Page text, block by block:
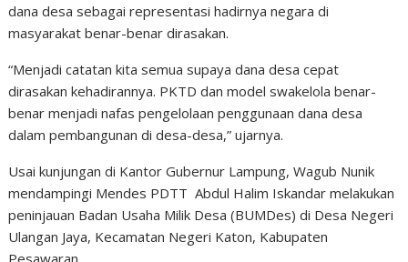
dana desa sebagai representasi hadirnya negara di
masyarakat benar-benar dirasakan.
“Menjadi catatan kita semua supaya dana desa cepat
dirasakan kehadirannya. PKTD dan model swakelola benar-
benar menjadi nafas pengelolaan penggunaan dana desa
dalam pembangunan di desa-desa,” ujarnya.
Usai kunjungan di Kantor Gubernur Lampung, Wagub Nunik
mendampingi Mendes PDTT Abdul Halim Iskandar melakukan
peninjauan Badan Usaha Milik Desa (BUMDes) di Desa Negeri
Ulangan Jaya, Kecamatan Negeri Katon, Kabupaten
Pesawaran.